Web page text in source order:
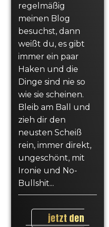
regelmäßig
meinen Blog
besuchst, dann
weißt du, es gibt
immer ein paar
Haken und die
Dinge sind nie so
wie sie scheinen.
Bleib am Ball und
zieh dir den
neusten Scheiß
rein, immer direkt,
ungeschönt, mit
Ironie und No-
Bullshit...
jetzt den